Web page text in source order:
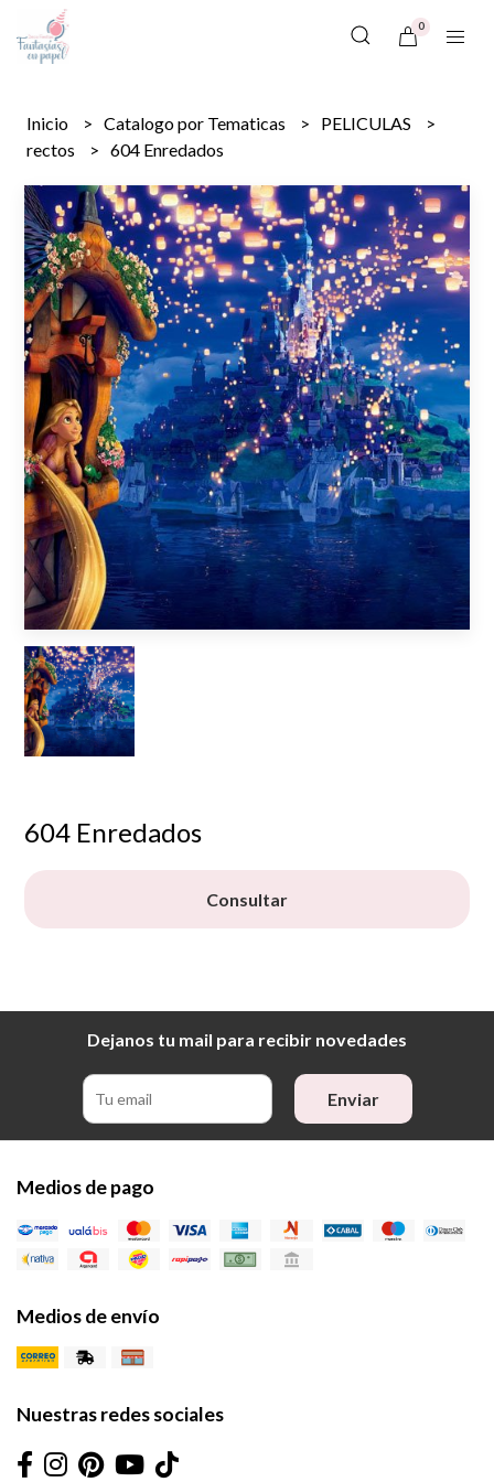
0
Inicio Catalogo por Tematicas
PELICULAS
rectos
604 Enredados
604 Enredados
Consultar
Dejanos tu mail para recibir novedades
Enviar
Medios de pago
Medios de envío
Nuestras redes sociales